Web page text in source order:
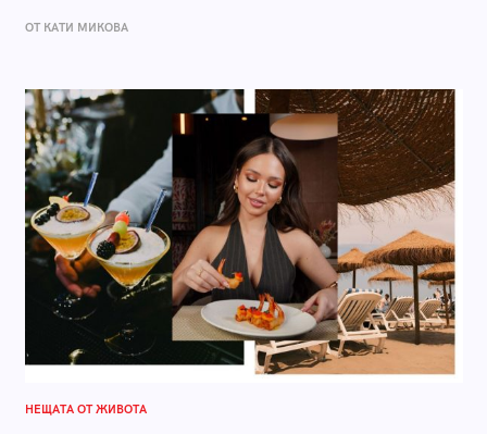
ОТ КАТИ МИКОВА
НЕЩАТА ОТ ЖИВОТА